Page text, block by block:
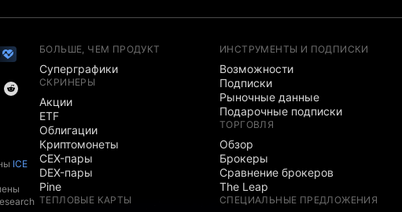
ICE
БОЛЬШЕ, ЧЕМ ПРОДУКТ
Суперграфики
СКРИНЕРЫ
Акции
ETF
Облигации
Криптомонеты
CEX-пары
DEX-пары
Pine
ТЕПЛОВЫЕ КАРТЫ
ИНСТРУМЕНТЫ И ПОДПИСКИ
Возможности
Подписки
Рыночные данные
Подарочные подписки
ТОРГОВЛЯ
Обзор
Брокеры
Сравнение брокеров
The Leap
СПЕЦИАЛЬНЫЕ ПРЕДЛОЖЕНИЯ